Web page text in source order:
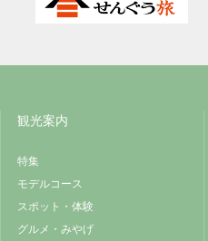
観光案内
特集
モデルコース
スポット・体験
グルメ・みやげ